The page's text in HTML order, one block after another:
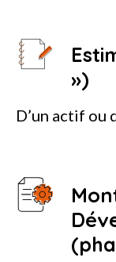
»)
D’un actif ou